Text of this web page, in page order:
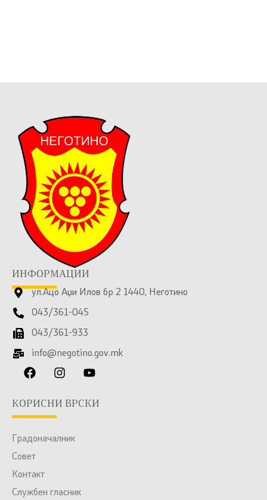
ИНФОРМАЦИИ
ул.Ацо Аџи Илов бр 2 1440, Неготино
043/361-045
043/361-933
info@negotino.gov.mk
КОРИСНИ ВРСКИ
Градоначалник
Совет
Контакт
Службен гласник